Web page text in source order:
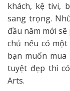
khách, kệ tivi,
sang trọng.
đầu năm mới
chủ nếu có
bạn muốn mua
tuyệt đẹp thì
Arts.